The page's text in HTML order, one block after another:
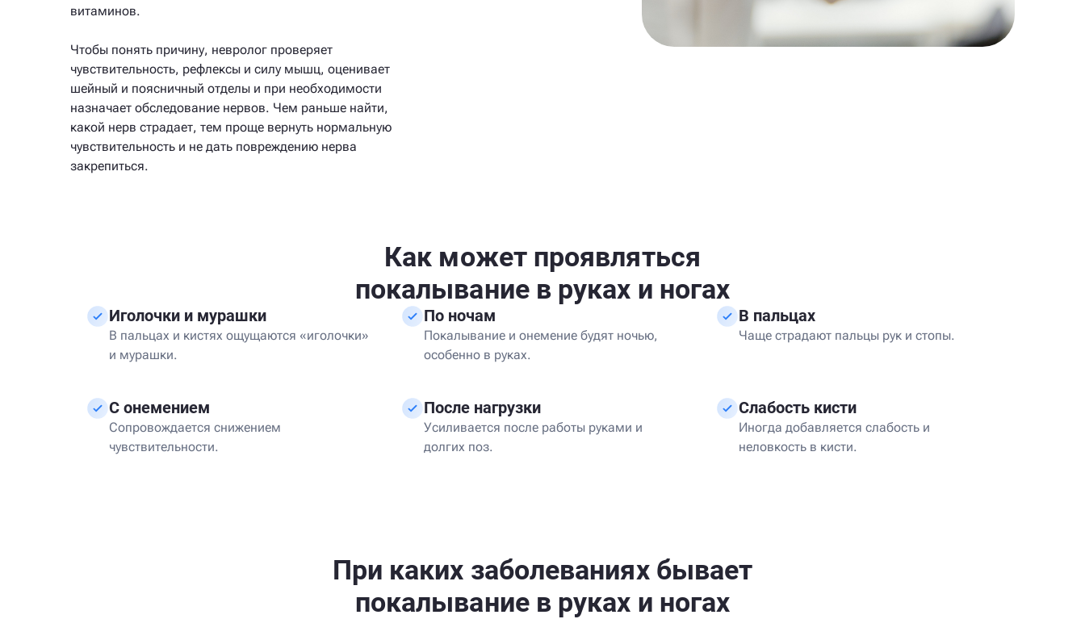
витаминов.
Чтобы понять причину, невролог проверяет
чувствительность, рефлексы и силу мышц, оценивает
шейный и поясничный отделы и при необходимости
назначает обследование нервов. Чем раньше найти,
какой нерв страдает, тем проще вернуть нормальную
чувствительность и не дать повреждению нерва
закрепиться.
Как может проявляться
покалывание в руках и ногах
Иголочки и мурашки
В пальцах и кистях ощущаются «иголочки»
и мурашки.
По ночам
Покалывание и онемение будят ночью,
особенно в руках.
В пальцах
Чаще страдают пальцы рук и стопы.
С онемением
Сопровождается снижением
чувствительности.
После нагрузки
Усиливается после работы руками и
долгих поз.
Слабость кисти
Иногда добавляется слабость и
неловкость в кисти.
При каких заболеваниях бывает
покалывание в руках и ногах